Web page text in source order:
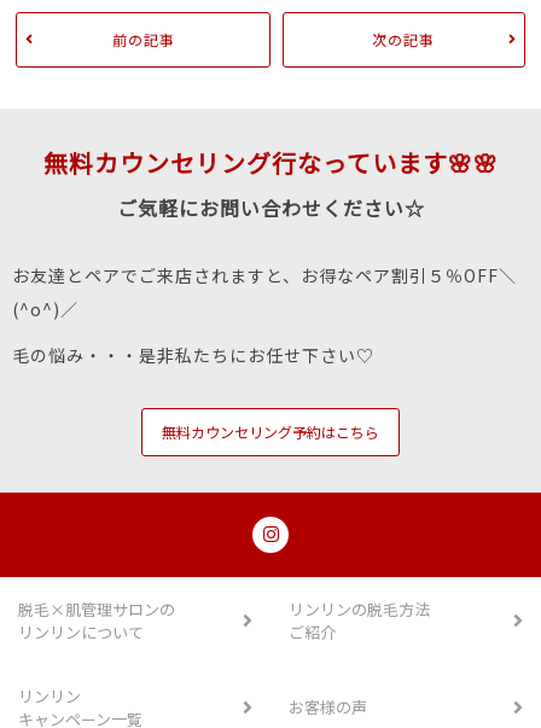
前の記事 次の記事
無料カウンセリング行なっています🌸🌸
ご気軽にお問い合わせください☆
お友達とペアでご来店されますと、お得なペア割引５％OFF＼
(^o^)／
毛の悩み・・・是非私たちにお任せ下さい♡
無料カウンセリング予約はこちら
脱毛×肌管理サロンの
リンリンについて
リンリンの脱毛方法
ご紹介
リンリン
キャンペーン一覧
お客様の声